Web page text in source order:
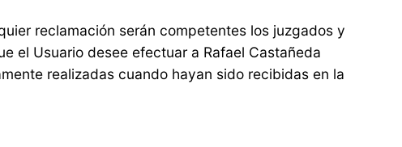
reclamación serán competentes los juzgados y
el Usuario desee efectuar a Rafael Castañeda
realizadas cuando hayan sido recibidas en la